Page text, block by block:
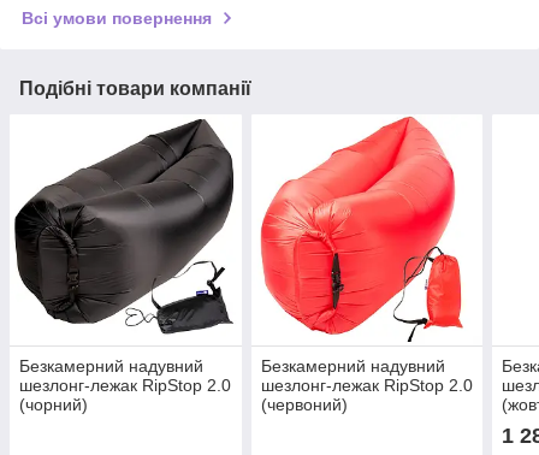
Всі умови повернення
Подібні товари компанії
Безкамерний надувний
шезлонг-лежак RipStop 2.0
(чорний)
Безкамерний надувний
шезлонг-лежак RipStop 2.0
(червоний)
1